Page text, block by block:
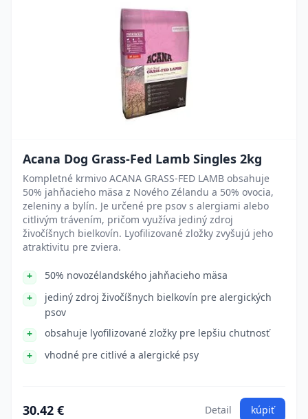
Acana Dog Grass-Fed Lamb Singles 2kg
Kompletné krmivo ACANA GRASS-FED LAMB obsahuje
50% jahňacieho mäsa z Nového Zélandu a 50% ovocia,
zeleniny a bylín. Je určené pre psov s alergiami alebo
citlivým trávením, pričom využíva jediný zdroj
živočíšnych bielkovín. Lyofilizované zložky zvyšujú jeho
atraktivitu pre zviera.
50% novozélandského jahňacieho mäsa
jediný zdroj živočíšnych bielkovín pre alergických
psov
obsahuje lyofilizované zložky pre lepšiu chutnosť
vhodné pre citlivé a alergické psy
30.42 € Detail kúpiť